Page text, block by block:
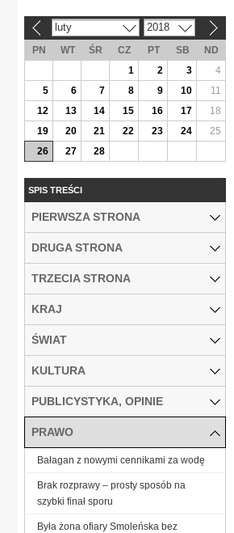
luty 2018
PN WT ŚR CZ PT SB
ND
1
2 3
4
5
6 7 8 9 10
11
12
13 14 15 16 17
18
19
20 21 22 23 24
25
26
27 28
SPIS TREŚCI
PIERWSZA STRONA
DRUGA STRONA
TRZECIA STRONA
KRAJ
ŚWIAT
KULTURA
PUBLICYSTYKA, OPINIE
PRAWO
Bałagan z nowymi cennikami za wodę
Brak rozprawy – prosty sposób na
szybki finał sporu
Była żona ofiary Smoleńska bez